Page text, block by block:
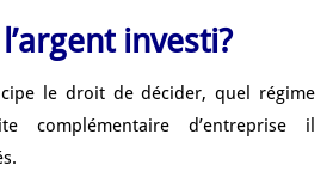
investi?
le droit de décider, quel régime
complémentaire d’entreprise il